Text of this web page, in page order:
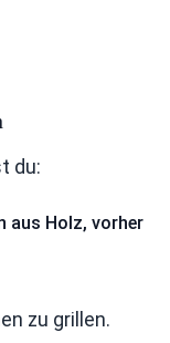
du:
aus Holz, vorher
zu grillen.